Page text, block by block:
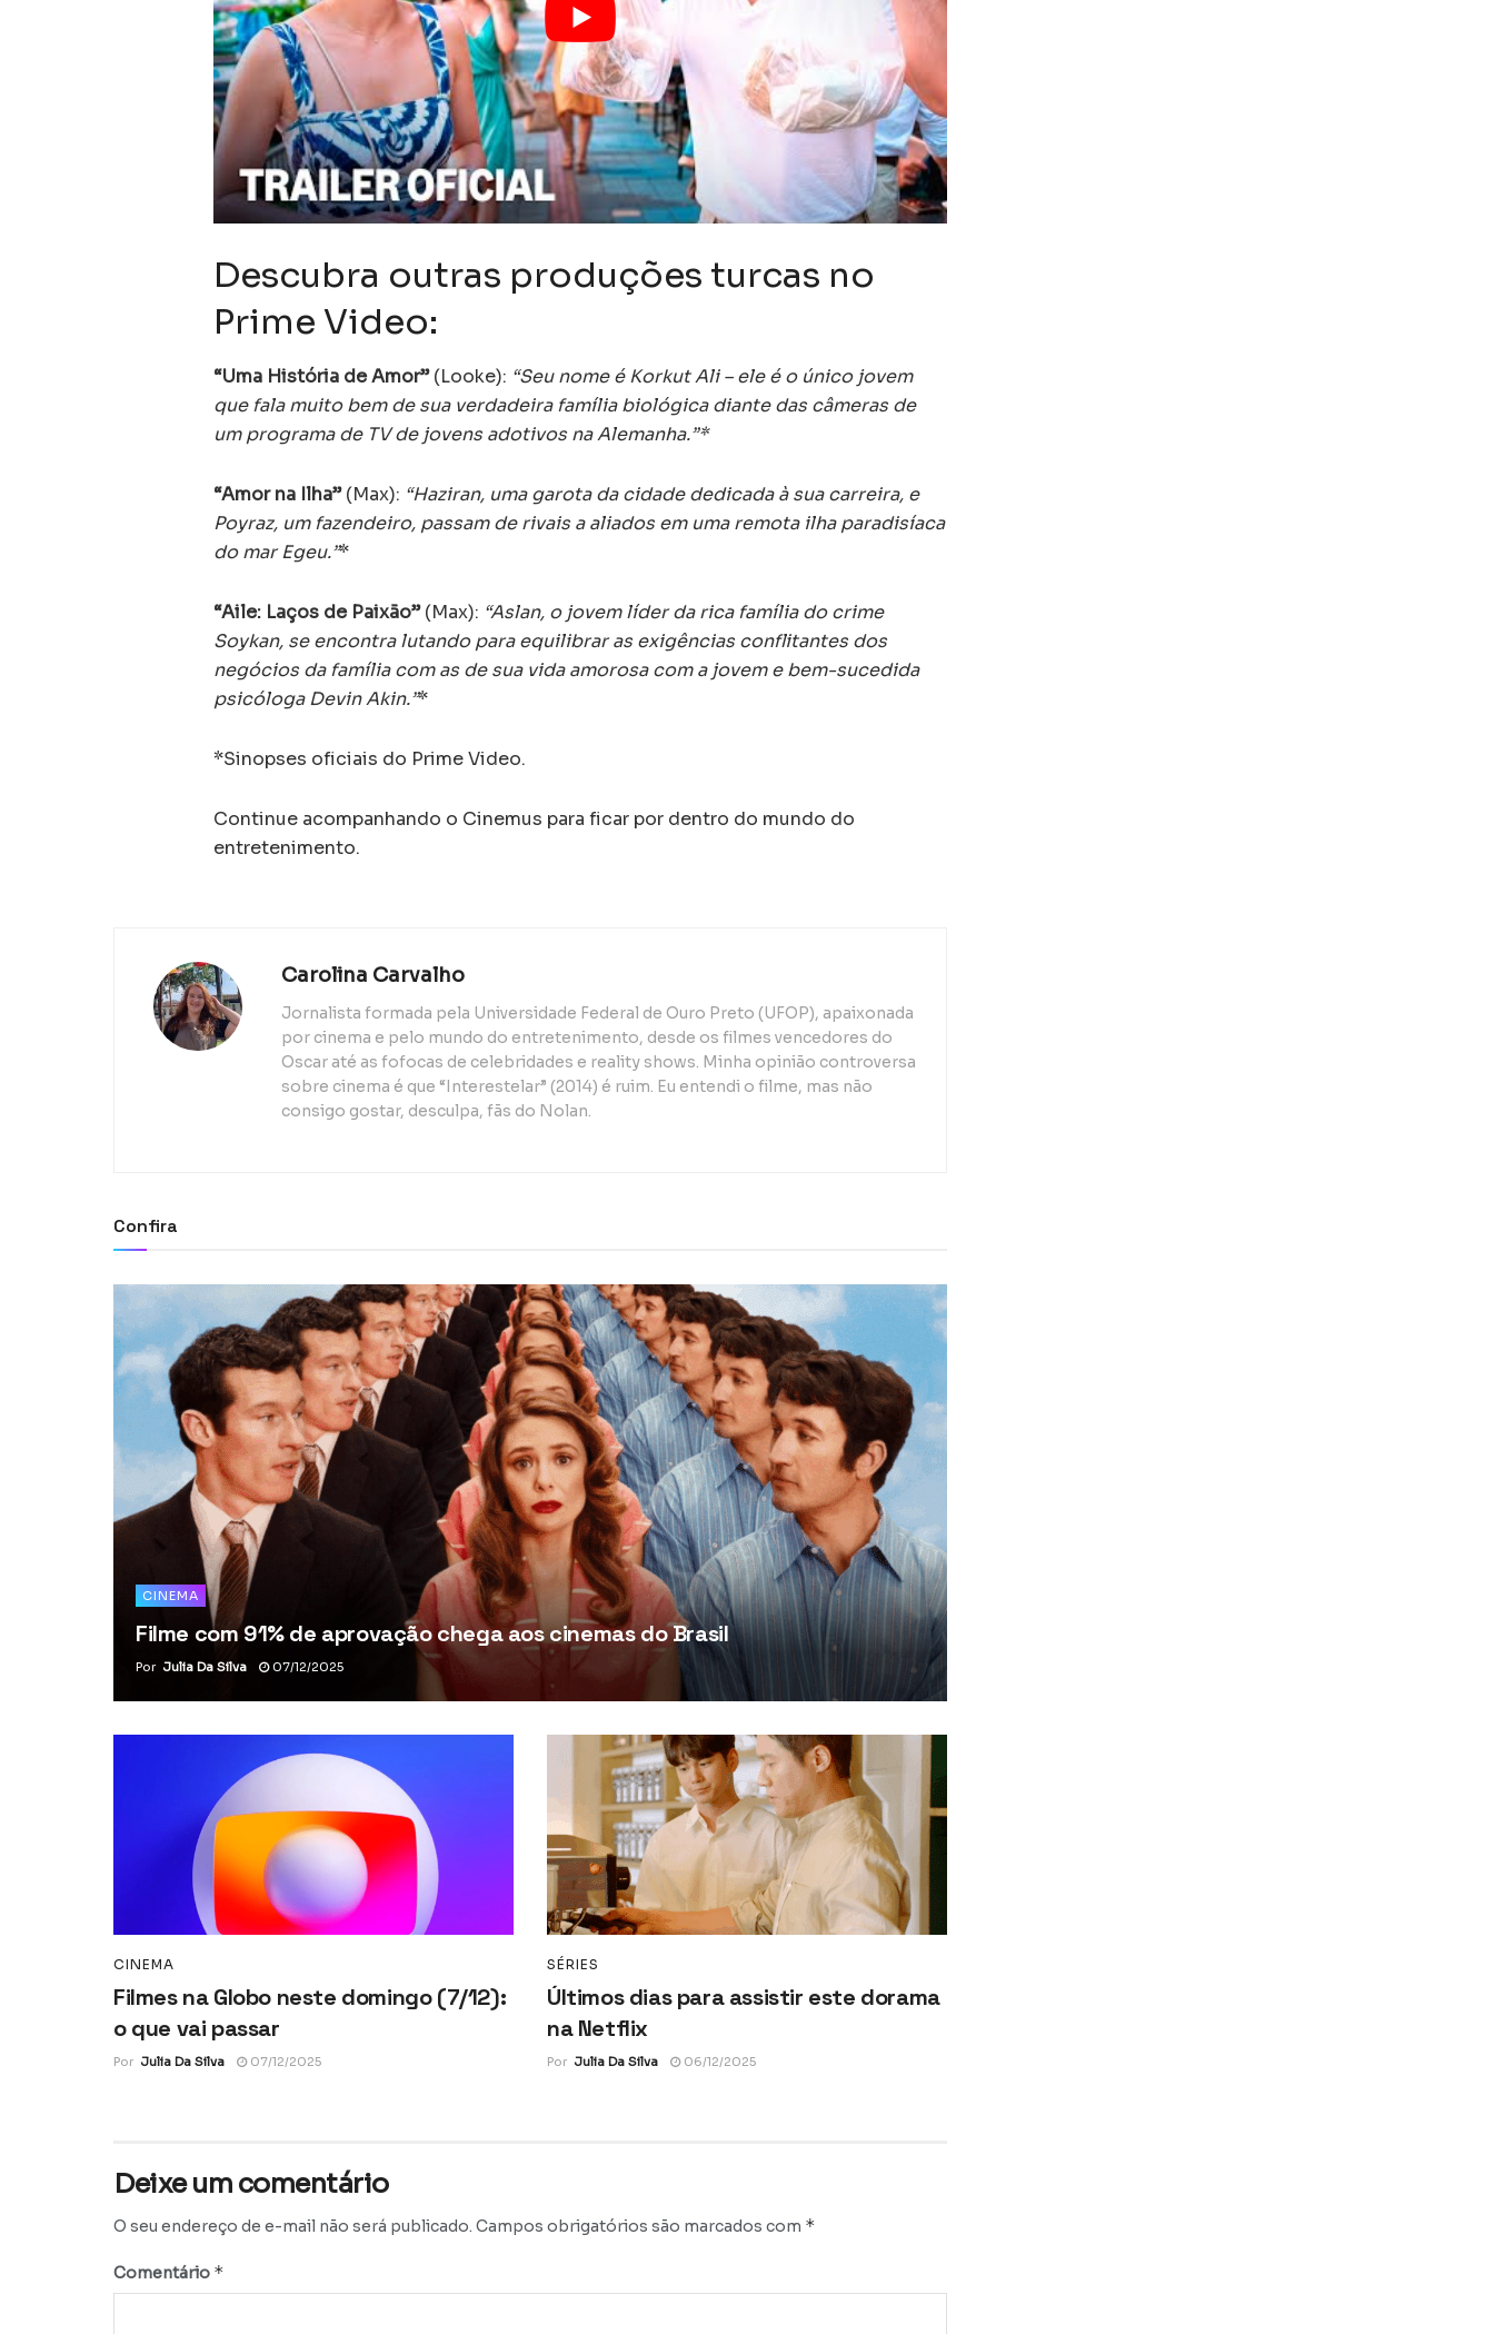
Descubra outras produções turcas no
Prime Video:
“Uma História de Amor”(Looke): “Seu nome é Korkut Ali – ele é o único jovem
que fala muito bem de sua verdadeira família biológica diante das câmeras de
um programa de TV de jovens adotivos na Alemanha.”*
“Amor na Ilha”(Max): “Haziran, uma garota da cidade dedicada à sua carreira, e
Poyraz, um fazendeiro, passam de rivais a aliados em uma remota ilha paradisíaca
do mar Egeu.”*
“Aile: Laços de Paixão”(Max): “Aslan, o jovem líder da rica família do crime
Soykan, se encontra lutando para equilibrar as exigências conflitantes dos
negócios da família com as de sua vida amorosa com a jovem e bem-sucedida
psicóloga Devin Akin.”*
*Sinopses oficiais do Prime Video.
Continue acompanhando o Cinemus para ficar por dentro do mundo do
entretenimento.
Carolina Carvalho
Jornalista formada pela Universidade Federal de Ouro Preto (UFOP), apaixonada
por cinema e pelo mundo do entretenimento, desde os filmes vencedores do
Oscar até as fofocas de celebridades e reality shows. Minha opinião controversa
sobre cinema é que “Interestelar” (2014) é ruim. Eu entendi o filme, mas não
consigo gostar, desculpa, fãs do Nolan.
Confira
CINEMA
Filme com 91% de aprovação chega aos cinemas do Brasil
Por Julia Da Silva 07/12/2025
CINEMA
Filmes na Globo neste domingo (7/12):
o que vai passar
Por Julia Da Silva 07/12/2025
SÉRIES
Últimos dias para assistir este dorama
na Netflix
Por Julia Da Silva 06/12/2025
Deixe um comentário
O seu endereço de e-mail não será publicado. Campos obrigatórios são marcados com *
Comentário *